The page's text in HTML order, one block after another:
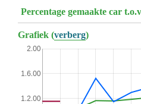
Percentage gemaakte car
Grafiek (verberg)